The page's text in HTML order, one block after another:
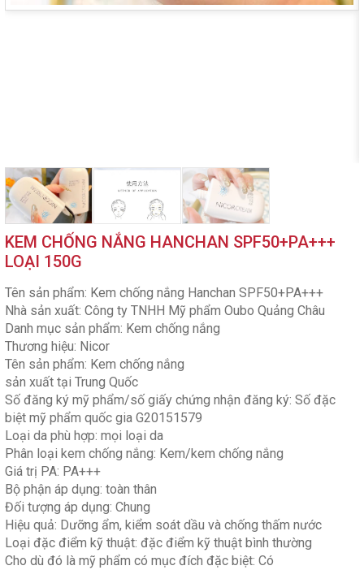
KEM CHỐNG NẮNG HANCHAN SPF50+PA+++
LOẠI 150G
Tên sản phẩm: Kem chống nắng Hanchan SPF50+PA+++
Nhà sản xuất: Công ty TNHH Mỹ phẩm Oubo Quảng Châu
Danh mục sản phẩm: Kem chống nắng
Thương hiệu: Nicor
Tên sản phẩm: Kem chống nắng
sản xuất tại Trung Quốc
Số đăng ký mỹ phẩm/số giấy chứng nhận đăng ký: Số đặc
biệt mỹ phẩm quốc gia G20151579
Loại da phù hợp: mọi loại da
Phân loại kem chống nắng: Kem/kem chống nắng
Giá trị PA: PA+++
Bộ phận áp dụng: toàn thân
Đối tượng áp dụng: Chung
Hiệu quả: Dưỡng ẩm, kiểm soát dầu và chống thấm nước
Loại đặc điểm kỹ thuật: đặc điểm kỹ thuật bình thường
Cho dù đó là mỹ phẩm có mục đích đặc biệt: Có